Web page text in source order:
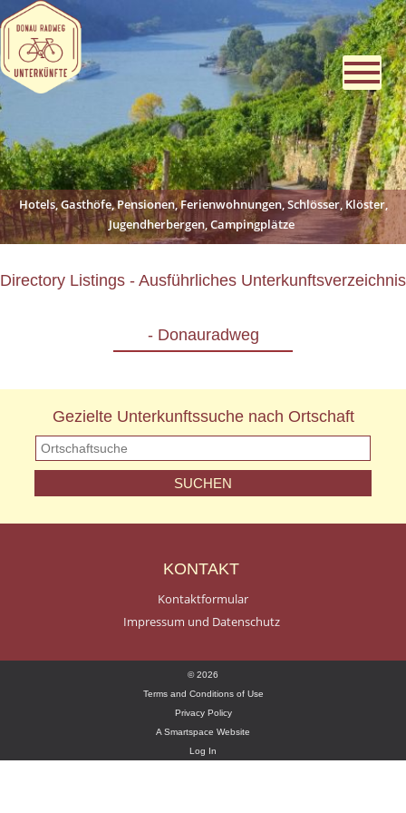
Hotels, Gasthöfe, Pensionen, Ferienwohnungen, Schlösser, Klöster,
Jugendherbergen, Campingplätze
Directory Listings - Ausführliches Unterkunftsverzeichnis
- Donauradweg
Gezielte Unterkunftssuche nach Ortschaft
KONTAKT
Kontaktformular
Impressum und Datenschutz
© 2026
Terms and Conditions of Use
Privacy Policy
A Smartspace Website
Log In